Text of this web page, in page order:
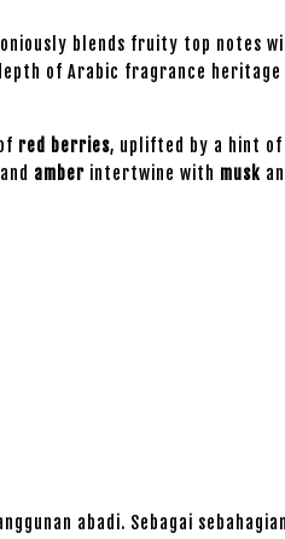
blends fruity top notes
of Arabic fragrance
red berries, uplifted by a hint of
amber intertwine with musk
abadi. Sebagai